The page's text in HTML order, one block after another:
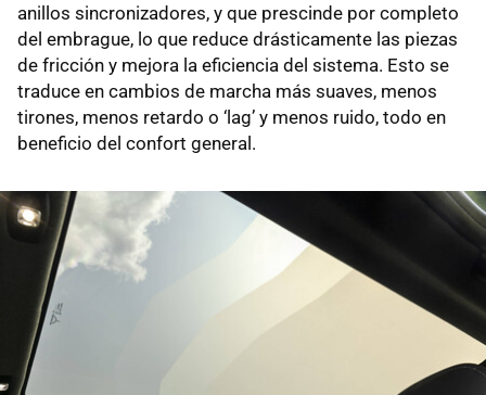
anillos sincronizadores, y que prescinde por completo
del embrague, lo que reduce drásticamente las piezas
de fricción y mejora la eficiencia del sistema. Esto se
traduce en cambios de marcha más suaves, menos
tirones, menos retardo o ‘lag’ y menos ruido, todo en
beneficio del confort general.